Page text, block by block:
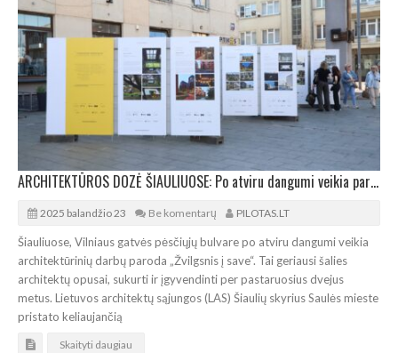
ARCHITEKTŪROS DOZĖ ŠIAULIUOSE: Po atviru dangumi veikia paroda „Žvilgsnis į save“
2025 balandžio 23 Be komentarų PILOTAS.LT
Šiauliuose, Vilniaus gatvės pėsčiųjų bulvare po atviru dangumi veikia
architektūrinių darbų paroda „Žvilgsnis į save“. Tai geriausi šalies
architektų opusai, sukurti ir įgyvendinti per pastaruosius dvejus
metus. Lietuvos architektų sąjungos (LAS) Šiaulių skyrius Saulės mieste
pristato keliaujančią
Skaityti daugiau